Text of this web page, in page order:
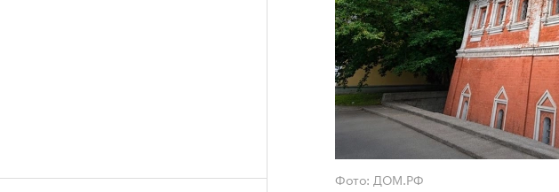
Фото: ДОМ.РФ